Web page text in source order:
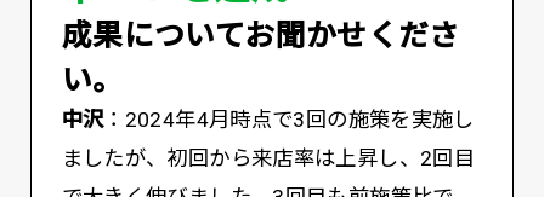
――成果についてお聞かせくださ
い。
中沢：2024年4月時点で3回の施策を実施し
ましたが、初回から来店率は上昇し、2回目